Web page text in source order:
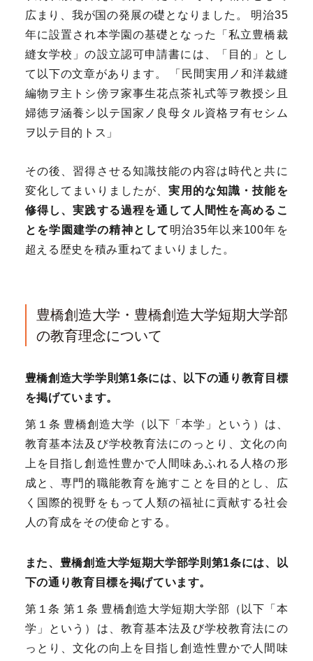
広まり、我が国の発展の礎となりました。 明治35
年に設置され本学園の基礎となった「私立豊橋裁
縫女学校」の設立認可申請書には、「目的」とし
て以下の文章があります。 「民間実用ノ和洋裁縫
編物ヲ主トシ傍ヲ家事生花点茶礼式等ヲ教授シ且
婦徳ヲ涵養シ以テ国家ノ良母タル資格ヲ有セシム
ヲ以テ目的トス」
その後、習得させる知識技能の内容は時代と共に
変化してまいりましたが、実用的な知識・技能を
修得し、実践する過程を通して人間性を高めるこ
とを学園建学の精神として 明治35年以来100年を
超える歴史を積み重ねてまいりました。
豊橋創造大学・豊橋創造大学短期大学部
の教育理念について
豊橋創造大学学則第1条には、以下の通り教育目標
を掲げています。
第１条 豊橋創造大学（以下「本学」という）は、
教育基本法及び学校教育法にのっとり、文化の向
上を目指し創造性豊かで人間味あふれる人格の形
成と、専門的職能教育を施すことを目的とし、広
く国際的視野をもって人類の福祉に貢献する社会
人の育成をその使命とする。
また、豊橋創造大学短期大学部学則第1条には、以
下の通り教育目標を掲げています。
第１条 第１条 豊橋創造大学短期大学部（以下「本
学」という）は、教育基本法及び学校教育法にの
っとり、文化の向上を目指し創造性豊かで人間味